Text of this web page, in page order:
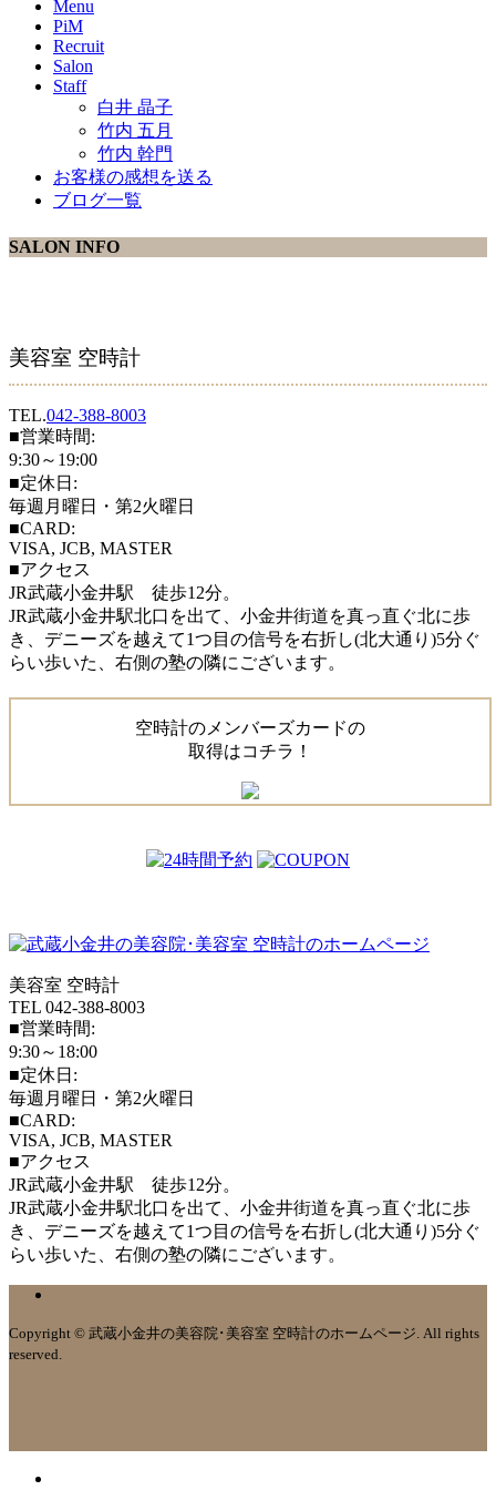
Menu
PiM
Recruit
Salon
Staff
白井 晶子
竹内 五月
竹内 幹門
お客様の感想を送る
ブログ一覧
SALON INFO
美容室 空時計
TEL.042-388-8003
■営業時間:
9:30～19:00
■定休日:
毎週月曜日・第2火曜日
■CARD:
VISA, JCB, MASTER
■アクセス
JR武蔵小金井駅 徒歩12分。
JR武蔵小金井駅北口を出て、小金井街道を真っ直ぐ北に歩
き、デニーズを越えて1つ目の信号を右折し(北大通り)5分ぐ
らい歩いた、右側の塾の隣にございます。
空時計のメンバーズカードの
取得はコチラ！
美容室 空時計
TEL 042-388-8003
■営業時間:
9:30～18:00
■定休日:
毎週月曜日・第2火曜日
■CARD:
VISA, JCB, MASTER
■アクセス
JR武蔵小金井駅 徒歩12分。
JR武蔵小金井駅北口を出て、小金井街道を真っ直ぐ北に歩
き、デニーズを越えて1つ目の信号を右折し(北大通り)5分ぐ
らい歩いた、右側の塾の隣にございます。
Copyright © 武蔵小金井の美容院･美容室 空時計のホームページ. All rights
reserved.